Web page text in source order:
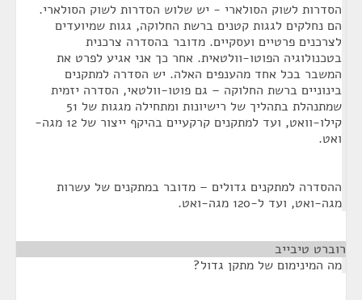
הסדרות לשוק הסולארי - יש שלוש הסדרות לשוק הסולארי.
הם נחלקים לגגות קטנים ברשת החלוקה, גגות שמיועדים
לצרכנים פרטיים ועסקיים. מדובר בהסדרה צרכנית
בטכנולוגיה הפוטו-וולטאית. אחר כך אני אגיע לפרט את
המשבר בכל אחד מהענפים האלה. יש הסדרה למתקנים
בינוניים ברשת החלוקה – גם פוטו-וולטאי, הסדרה יזמית
שמתנהלת בתהליך של רישיונות ומתחילה מגגות של 51
קילו-וואט, ועד למתקנים קרקעיים בהיקף ייצור של 12 מגה-
ואט.
ההסדרה למתקנים גדולים – מדובר במתקנים של עשרות
מגה-ואט, ועד ל-120 מגה-ואט.
רוברט טיבייב
מה המינימום של מתקן גדול?